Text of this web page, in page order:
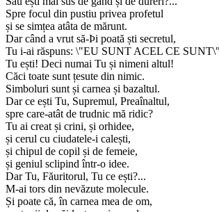
Spre focul din pustiu privea profetul
și se simțea atâta de mărunt.
Dar când a vrut să-Þi poată ști secretul,
Tu i-ai răspuns: \"EU SUNT ACEL CE
Tu ești! Deci numai Tu și nimeni altul!
Căci toate sunt țesute din nimic.
Simboluri sunt și carnea și bazaltul.
Dar ce ești Tu, Supremul, Preaînaltul,
spre care-atât de trudnic mă ridic?
Tu ai creat și crini, și orhidee,
și cerul cu ciudatele-i calești,
și chipul de copil și de femeie,
și geniul sclipind într-o idee.
Dar Tu, Făuritorul, Tu ce ești?...
M-ai tors din nevăzute molecule.
Și poate că, în carnea mea de om,